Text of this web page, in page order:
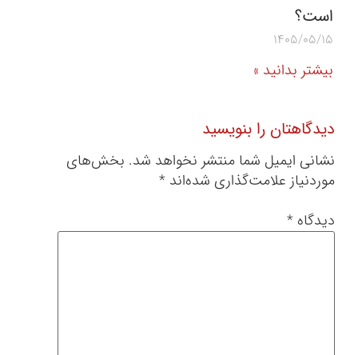
است؟
1405/05/15
بیشتر بدانید »
دیدگاهتان را بنویسید
نشانی ایمیل شما منتشر نخواهد شد. بخش‌های
موردنیاز علامت‌گذاری شده‌اند*
دیدگاه*